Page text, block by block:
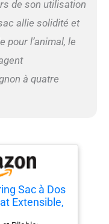
sac à dos
votre
toiletteur ou à
ou
de voyage
Vous
de petite ou
tels que les
et les
de son utilisation
allie solidité et
pour l’animal, le
à quatre
Sac à Dos
Extensible,